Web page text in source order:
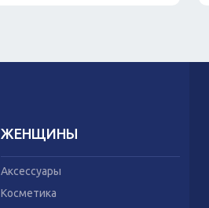
ЖЕНЩИНЫ
Аксессуары
Косметика